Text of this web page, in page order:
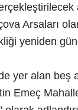
Arsaları
yeniden
yer alan beş
Emeç